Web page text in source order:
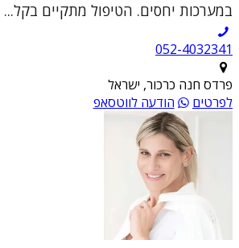
במערכות יחסים. הטיפול מתקיים בקל...
052-4032341
פרדס חנה כרכור, ישראל
לפרטים
הודעה לווטסאפ